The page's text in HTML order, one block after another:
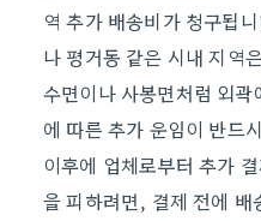
역 추가 배송비가 청구됩
나 평거동 같은 시내 지역
수면이나 사봉면처럼 외
에 따른 추가 운임이 반드
이후에 업체로부터 추가
을 피하려면, 결제 전에